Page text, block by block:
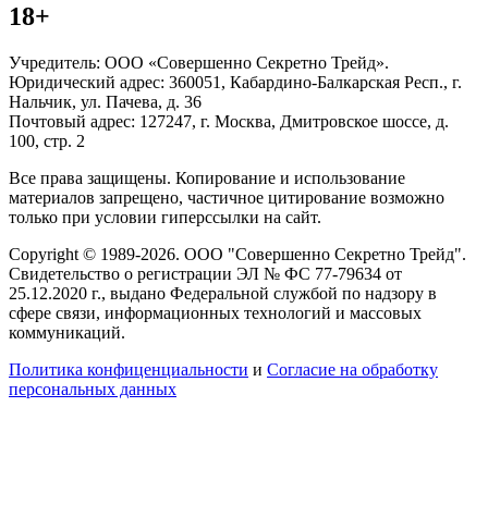
18+
Учредитель: ООО «Совершенно Секретно Трейд».
Юридический адрес: 360051, Кабардино-Балкарская Респ., г.
Нальчик, ул. Пачева, д. 36
Почтовый адрес: 127247, г. Москва, Дмитровское шоссе, д.
100, стр. 2
Все права защищены. Копирование и использование
материалов запрещено, частичное цитирование возможно
только при условии гиперссылки на сайт.
Copyright © 1989-2026. ООО "Совершенно Секретно Трейд".
Свидетельство о регистрации ЭЛ № ФС 77-79634 от
25.12.2020 г., выдано Федеральной службой по надзору в
сфере связи, информационных технологий и массовых
коммуникаций.
Политика конфиценциальности и Согласие на обработку
персональных данных